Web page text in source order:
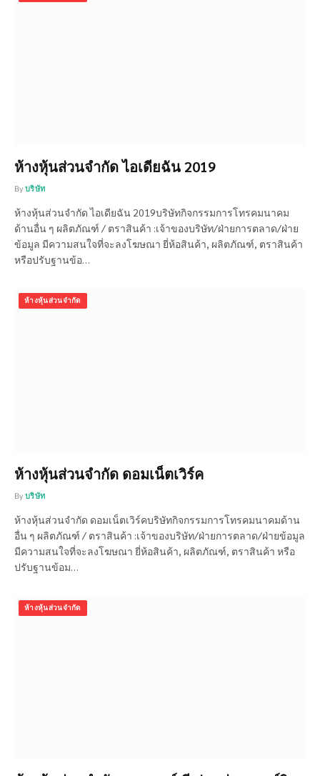
ห้างหุ้นส่วนจำกัด ไอเดียฉัน 2019
By บริษัท
ห้างหุ้นส่วนจำกัด ไอเดียฉัน 2019บริษัทกิจกรรมการโทรคมนาคม
ด้านอื่น ๆ ผลิตภัณฑ์ / ตราสินค้า :เจ้าของบริษัท/ฝ่ายการตลาด/ฝ่าย
ข้อมูล มีความสนใจที่จะลงโฆษณา ยี่ห้อสินค้า, ผลิตภัณฑ์, ตราสินค้า
หรือปรับฐานข้อ…
ห้างหุ้นส่วนจำกัด
ห้างหุ้นส่วนจำกัด ดอมเน็ตเวิร์ค
By บริษัท
ห้างหุ้นส่วนจำกัด ดอมเน็ตเวิร์คบริษัทกิจกรรมการโทรคมนาคมด้าน
อื่น ๆ ผลิตภัณฑ์ / ตราสินค้า :เจ้าของบริษัท/ฝ่ายการตลาด/ฝ่ายข้อมูล
มีความสนใจที่จะลงโฆษณา ยี่ห้อสินค้า, ผลิตภัณฑ์, ตราสินค้า หรือ
ปรับฐานข้อม…
ห้างหุ้นส่วนจำกัด